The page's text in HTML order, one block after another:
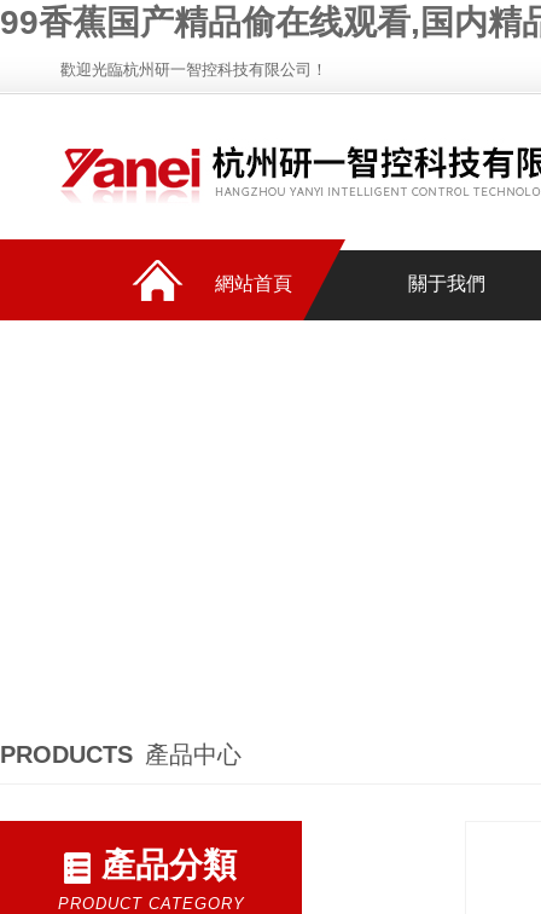
99香蕉国产精品偷在线观看,国内
歡迎光臨杭州研一智控科技有限公司！
網站首頁 關于我們
PRODUCTS 產品中心
產品分類
PRODUCT CATEGORY